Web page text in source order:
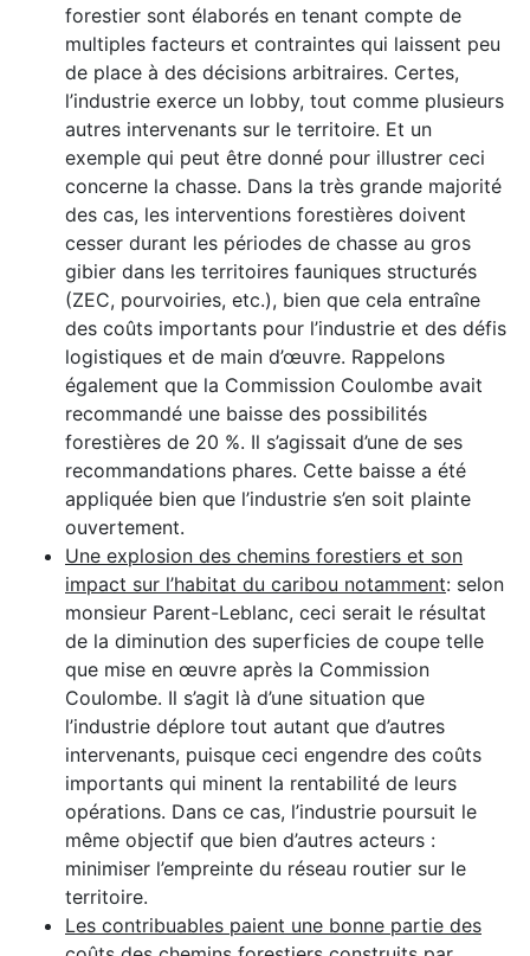
forestier sont élaborés en tenant compte de
multiples facteurs et contraintes qui laissent peu
de place à des décisions arbitraires. Certes,
l’industrie exerce un lobby, tout comme plusieurs
autres intervenants sur le territoire. Et un
exemple qui peut être donné pour illustrer ceci
concerne la chasse. Dans la très grande majorité
des cas, les interventions forestières doivent
cesser durant les périodes de chasse au gros
gibier dans les territoires fauniques structurés
(ZEC, pourvoiries, etc.), bien que cela entraîne
des coûts importants pour l’industrie et des défis
logistiques et de main d’œuvre. Rappelons
également que la Commission Coulombe avait
recommandé une baisse des possibilités
forestières de 20 %. Il s’agissait d’une de ses
recommandations phares. Cette baisse a été
appliquée bien que l’industrie s’en soit plainte
ouvertement.
Une explosion des chemins forestiers et son
impact sur l’habitat du caribou notamment: selon
monsieur Parent-Leblanc, ceci serait le résultat
de la diminution des superficies de coupe telle
que mise en œuvre après la Commission
Coulombe. Il s’agit là d’une situation que
l’industrie déplore tout autant que d’autres
intervenants, puisque ceci engendre des coûts
importants qui minent la rentabilité de leurs
opérations. Dans ce cas, l’industrie poursuit le
même objectif que bien d’autres acteurs :
minimiser l’empreinte du réseau routier sur le
territoire.
Les contribuables paient une bonne partie des